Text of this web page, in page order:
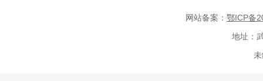
网站备案： 鄂ICP备
地址：